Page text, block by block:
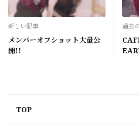
新しい記事
メンバーオフショット大量公
開!!
過去
TOP